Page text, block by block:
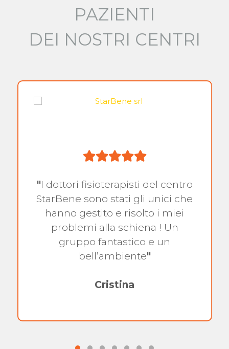
PAZIENTI
DEI NOSTRI CENTRI
"I dottori fisioterapisti del centro
StarBene sono stati gli unici che
hanno gestito e risolto i miei
problemi alla schiena ! Un
gruppo fantastico e un
bell’ambiente"
Cristina